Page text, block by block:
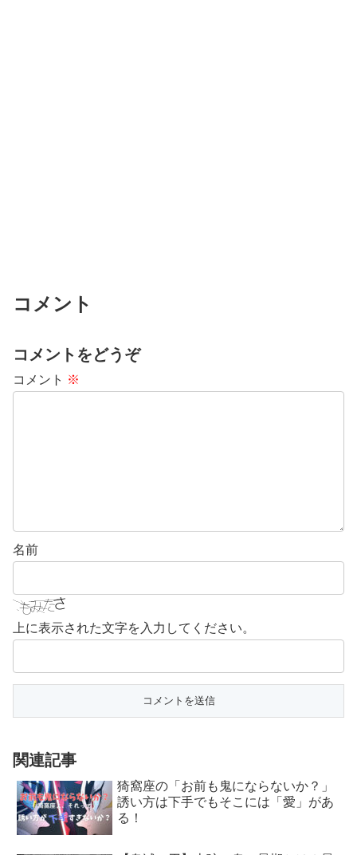
コメント
コメントをどうぞ
コメント ※
名前
上に表示された文字を入力してください。
関連記事
猗窩座の「お前も鬼にならないか？」
誘い方は下手でもそこには「愛」があ
る！